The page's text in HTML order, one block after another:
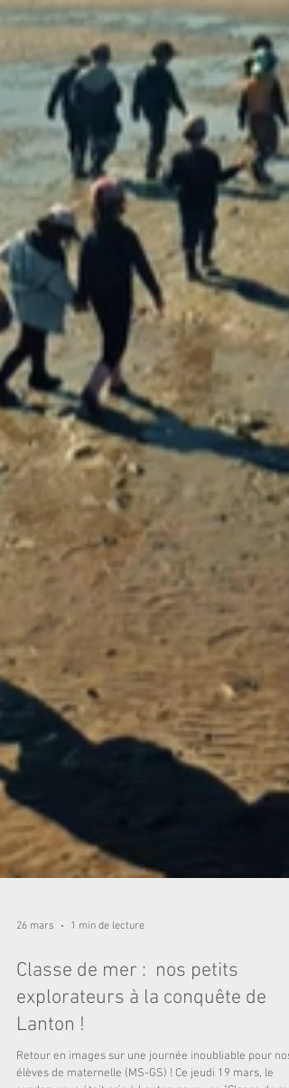
26 mars 1 min de lecture